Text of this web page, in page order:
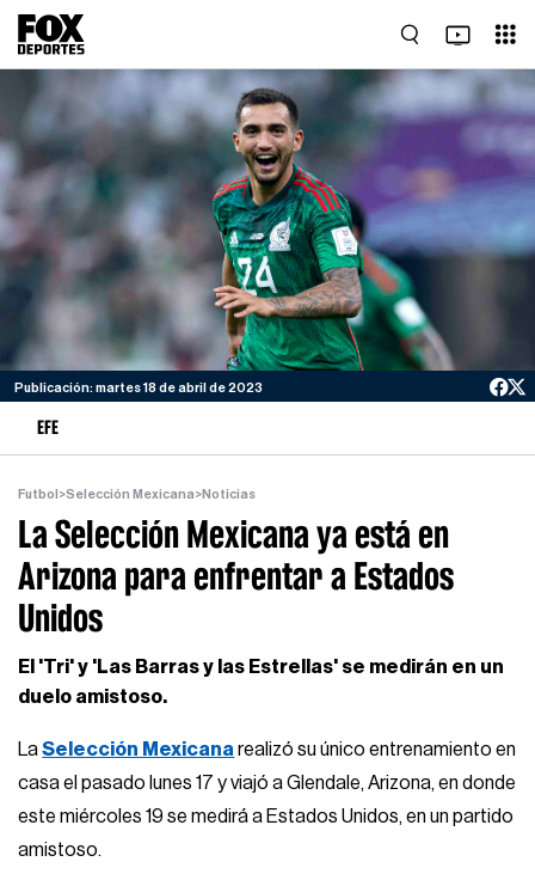
Publicación: martes 18 de abril de 2023
EFE
Futbol >Selección Mexicana>Noticias
La Selección Mexicana ya está en
Arizona para enfrentar a Estados
Unidos
El 'Tri' y 'Las Barras y las Estrellas' se medirán en un
duelo amistoso.
LaSelección Mexicana realizó su único entrenamiento en
casa el pasado lunes 17 y viajó a Glendale, Arizona, en donde
este miércoles 19 se medirá a Estados Unidos, en un partido
amistoso.